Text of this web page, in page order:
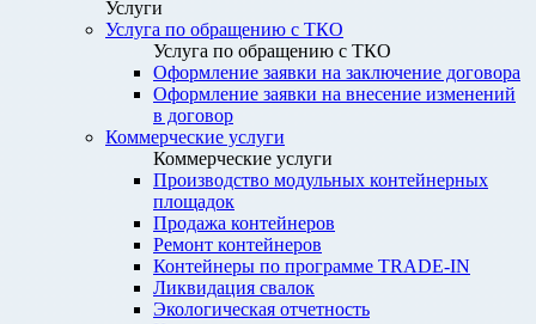
Услуги
Услуга по обращению с ТКО
Услуга по обращению с ТКО
Оформление заявки на заключение договора
Оформление заявки на внесение изменений
в договор
Коммерческие услуги
Коммерческие услуги
Производство модульных контейнерных
площадок
Продажа контейнеров
Ремонт контейнеров
Контейнеры по программе TRADE-IN
Ликвидация свалок
Экологическая отчетность